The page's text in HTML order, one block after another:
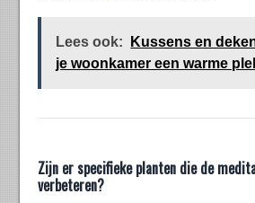
Lees ook:
Kussens en
je woonkamer een warme
Zijn er specifieke planten die de
verbeteren?